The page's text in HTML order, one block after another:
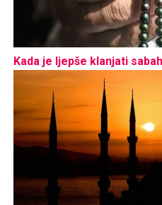
Kada je ljepše klanjati